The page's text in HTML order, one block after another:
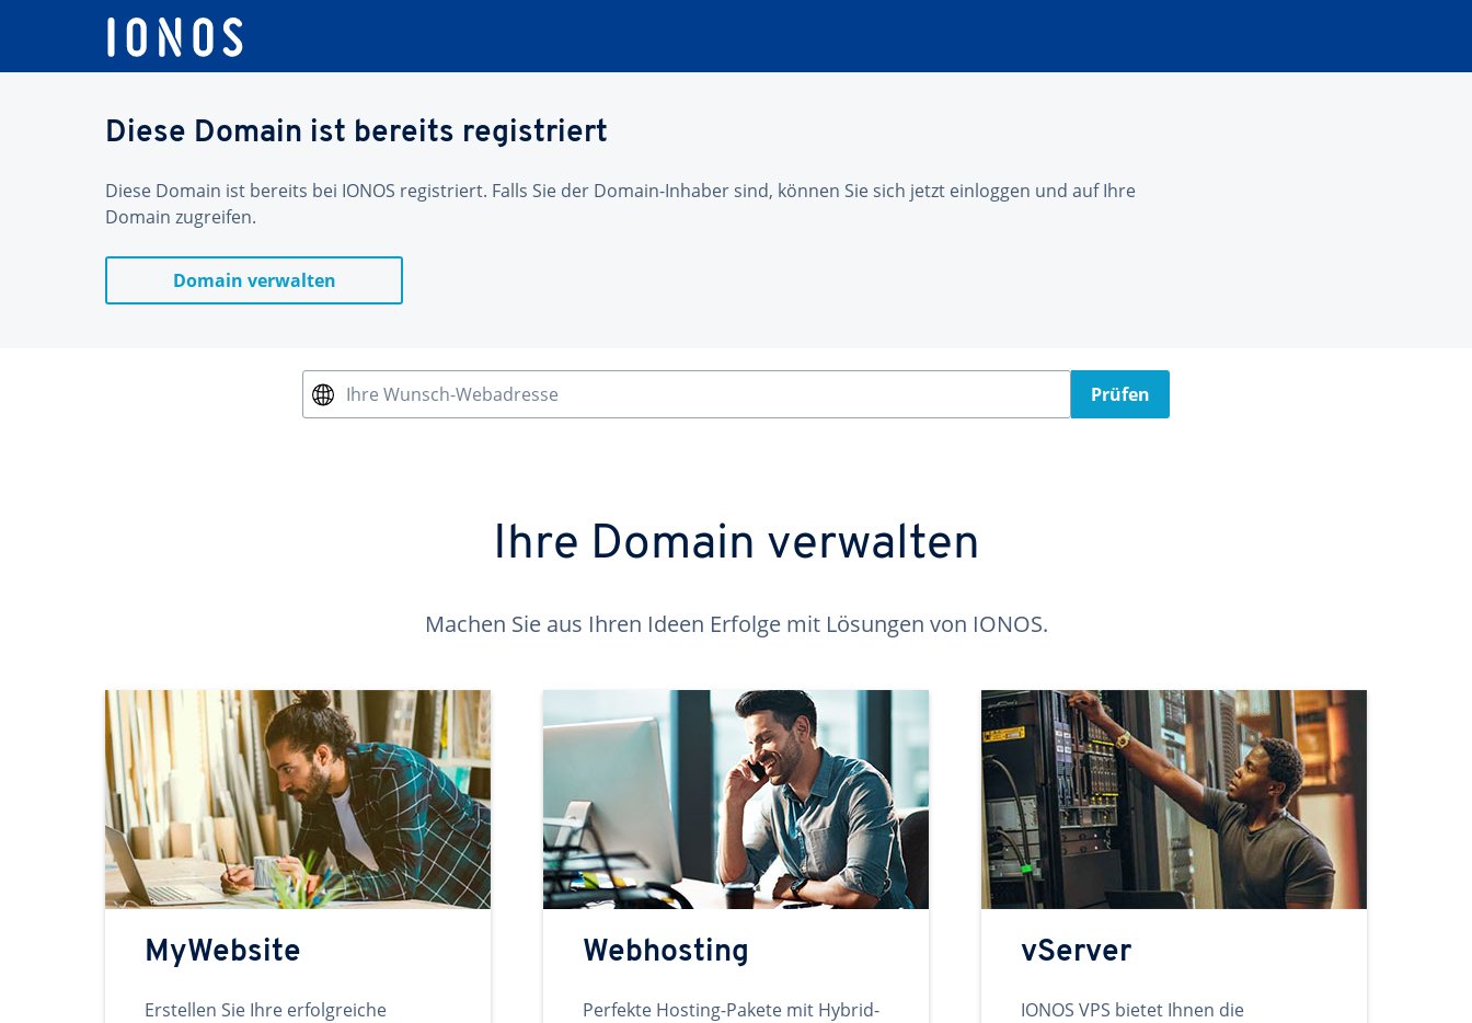
Diese Domain ist bereits registriert
Diese Domain ist bereits bei IONOS registriert. Falls Sie der Domain-Inhaber sind, können Sie sich jetzt einloggen und auf Ihre
Domain zugreifen.
Domain verwalten
Ihre Wunsch-Webadresse Prüfen
Ihre Domain verwalten
Machen Sie aus Ihren Ideen Erfolge mit Lösungen von IONOS.
MyWebsite
Erstellen Sie Ihre erfolgreiche
Webhosting
Perfekte Hosting-Pakete mit Hybrid-
vServer
IONOS VPS bietet Ihnen die